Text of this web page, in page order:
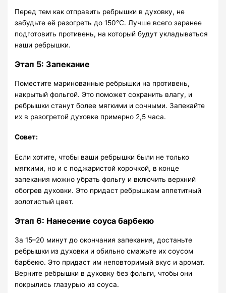
Перед тем как отправить ребрышки в духовку, не
забудьте её разогреть до 150°C. Лучше всего заранее
подготовить противень, на который будут укладываться
наши ребрышки.
Этап 5: Запекание
Поместите маринованные ребрышки на противень,
накрытый фольгой. Это поможет сохранить влагу, и
ребрышки станут более мягкими и сочными. Запекайте
их в разогретой духовке примерно 2,5 часа.
Совет:
Если хотите, чтобы ваши ребрышки были не только
мягкими, но и с поджаристой корочкой, в конце
запекания можно убрать фольгу и включить верхний
обогрев духовки. Это придаст ребрышкам аппетитный
золотистый цвет.
Этап 6: Нанесение соуса барбекю
За 15–20 минут до окончания запекания, достаньте
ребрышки из духовки и обильно смажьте их соусом
барбекю. Это придаст им неповторимый вкус и аромат.
Верните ребрышки в духовку без фольги, чтобы они
покрылись глазурью из соуса.